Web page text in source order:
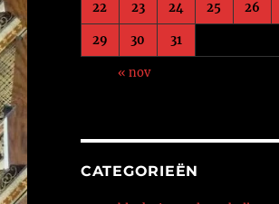
22 23 24 25 26
29 30 31
« nov
CATEGORIEËN